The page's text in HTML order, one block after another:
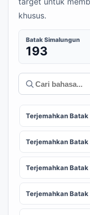
khusus.
Batak Simalungun
193
Terjemahkan
Terjemahkan
Terjemahkan
Terjemahkan